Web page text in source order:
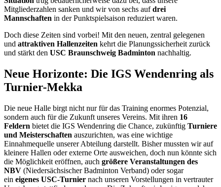
Mitgliederzahlen sanken und wir von sechs aufdrei
Mannschaften in der Punktspielsaison reduziert waren.
Doch diese Zeiten sind vorbei! Mit den neuen, zentral gelegenen
und attraktiven Hallenzeiten kehrt die Planungssicherheit zurück
und stärkt den USC Braunschweig Badminton nachhaltig.
Neue Horizonte: Die IGS Wendenring als
Turnier-Mekka
Die neue Halle birgt nicht nur für das Training enormes Potenzial,
sondern auch für die Zukunft unseres Vereins. Mit ihren 16
Feldern bietet die IGS Wendenring die Chance, zukünftig Turniere
und Meisterschaften auszurichten, was eine wichtige
Einnahmequelle unserer Abteilung darstellt. Bisher mussten wir auf
kleinere Hallen oder externe Orte ausweichen, doch nun könnte sich
die Möglichkeit eröffnen, auch größere Veranstaltungen des
NBV (Niedersächsischer Badminton Verband) oder sogar
ein eigenes USC-Turnier nach unseren Vorstellungen in vertrauter